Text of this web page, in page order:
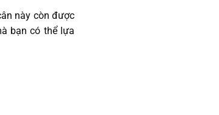
này còn được
bạn có thể lựa